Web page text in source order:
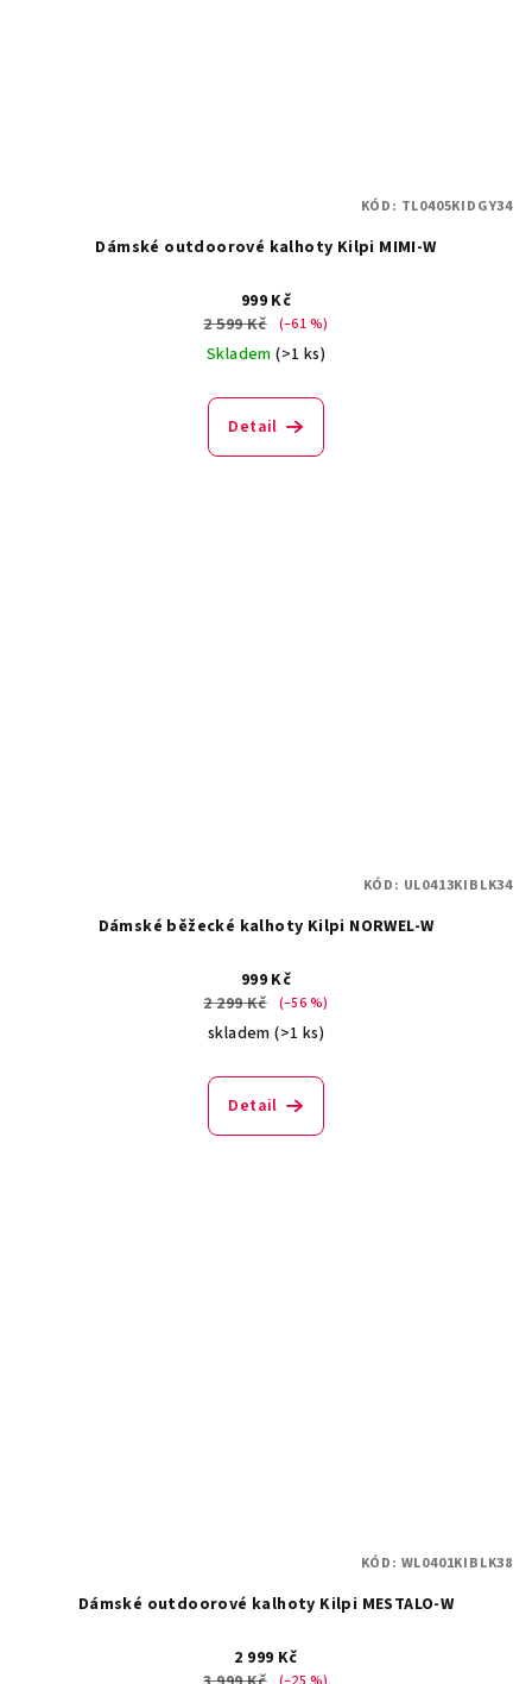
Dámské outdoorové kalhoty Kilpi MIMI-W
999 Kč
2 599 Kč
(–61 %)
Skladem(>1 ks)
Detail
KÓD: TL0405KIDGY34
Dámské běžecké kalhoty Kilpi NORWEL-W
999 Kč
2 299 Kč
(–56 %)
skladem(>1 ks)
Detail
KÓD: UL0413KIBLK34
Dámské outdoorové kalhoty Kilpi MESTALO-W
2 999 Kč
KÓD: WL0401KIBLK38